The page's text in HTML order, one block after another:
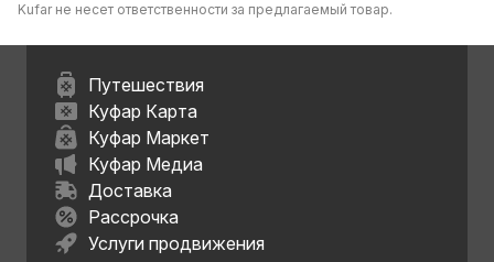
Kufar не несет ответственности за предлагаемый товар.
Путешествия
Куфар Карта
Куфар Маркет
Куфар Медиа
Доставка
Рассрочка
Услуги продвижения